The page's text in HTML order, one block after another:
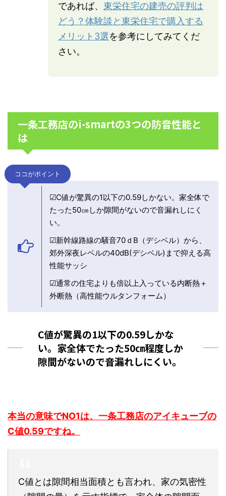
であれば、 東栄住宅の建売の評判は
どう？体験談と東栄住宅で購入する
メリット3選を参考にしてみてくだ
さい。
一条工務店のi-smartの3つの防音性能と
は
ココがポイント
☑C値が驚異の1以下の0.59しかない。家全体で
たった50㎝しか隙間がないので音漏れしにく
い。
☑新幹線路線の騒音70ｄB（デシベル）から、
郊外深夜レベルの40dB(デシベル)まで抑える高
性能サッシ
☑通常の住宅よりも倍以上入っている内断熱＋
外断熱（高性能ウルタンフォーム）
C値が驚異の1以下の0.59しかな
い。家全体でたった50㎝程度しか
隙間がないので音漏れしにくい。
本当の意味でNO1は、一条工務店のアイキューブの
C値0.59ですね。
C値とは隙間相当面積とも言われ、家の気密性